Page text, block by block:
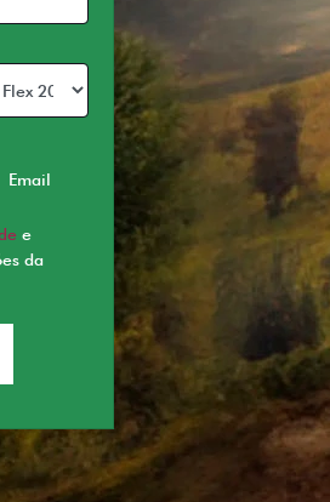
Email
e
da